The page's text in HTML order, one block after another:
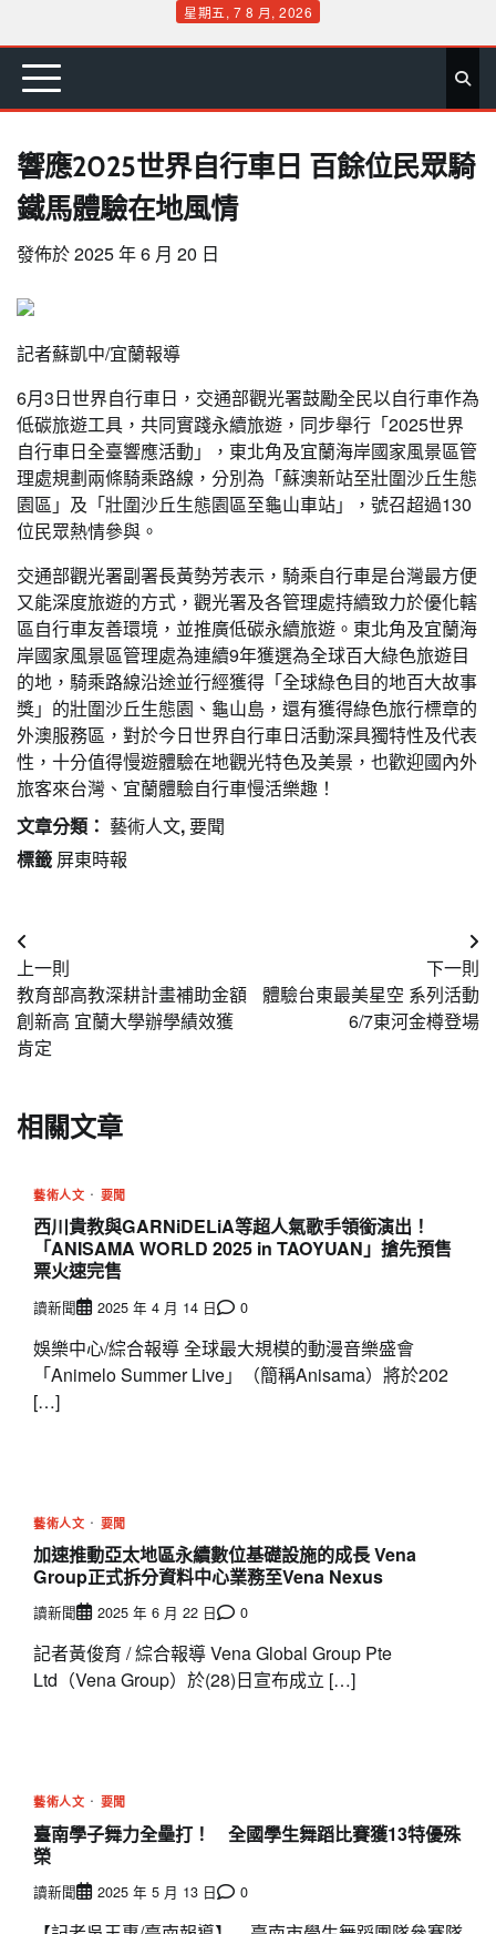
content
星期五, 7 8 月, 2026
首 要 娛 生 社 文 公 運 旅 政 地 專
響應2025世界自行車日 百餘位民眾騎
鐵馬體驗在地風情
發佈於2025 年 6 月 20 日
記者蘇凱中/宜蘭報導
6月3日世界自行車日，交通部觀光署鼓勵全民以自行車作為
低碳旅遊工具，共同實踐永續旅遊，同步舉行「2025世界
自行車日全臺響應活動」，東北角及宜蘭海岸國家風景區管
理處規劃兩條騎乘路線，分別為「蘇澳新站至壯圍沙丘生態
園區」及「壯圍沙丘生態園區至龜山車站」，號召超過130
位民眾熱情參與。
交通部觀光署副署長黃勢芳表示，騎乘自行車是台灣最方便
又能深度旅遊的方式，觀光署及各管理處持續致力於優化轄
區自行車友善環境，並推廣低碳永續旅遊。東北角及宜蘭海
岸國家風景區管理處為連續9年獲選為全球百大綠色旅遊目
的地，騎乘路線沿途並行經獲得「全球綠色目的地百大故事
獎」的壯圍沙丘生態園、龜山島，還有獲得綠色旅行標章的
外澳服務區，對於今日世界自行車日活動深具獨特性及代表
性，十分值得慢遊體驗在地觀光特色及美景，也歡迎國內外
旅客來台灣、宜蘭體驗自行車慢活樂趣！
文章分類： 藝術人文,要聞
標籤 屏東時報
文
章
導
覽
上一則
教育部高教深耕計畫補助金額
創新高 宜蘭大學辦學績效獲
肯定
下一則
體驗台東最美星空 系列活動
6/7東河金樽登場
相關文章
藝術人文 要聞
西川貴教與GARNiDELiA等超人氣歌手領銜演出！
「ANISAMA WORLD 2025 in TAOYUAN」搶先預售
票火速完售
讀新聞 2025 年 4 月 14 日 0
娛樂中心/綜合報導 全球最大規模的動漫音樂盛會
「Animelo Summer Live」（簡稱Anisama）將於202
[…]
藝術人文 要聞
加速推動亞太地區永續數位基礎設施的成長 Vena
Group正式拆分資料中心業務至Vena Nexus
讀新聞 2025 年 6 月 22 日 0
記者黃俊育 / 綜合報導 Vena Global Group Pte
Ltd（Vena Group）於(28)日宣布成立 […]
藝術人文 要聞
臺南學子舞力全壘打！ 全國學生舞蹈比賽獲13特優殊
榮
讀新聞 2025 年 5 月 13 日 0